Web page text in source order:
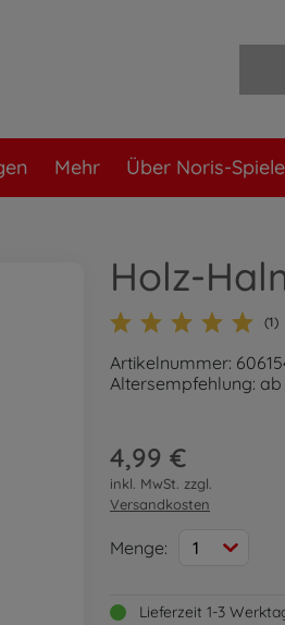
Mehr Über Noris-Spiele
Holz-
(1)
Artikelnummer:
Altersempfehlung: ab
4,99 €
inkl. MwSt. zzgl.
Versandkosten
Menge: 1
Lieferzeit 1-3